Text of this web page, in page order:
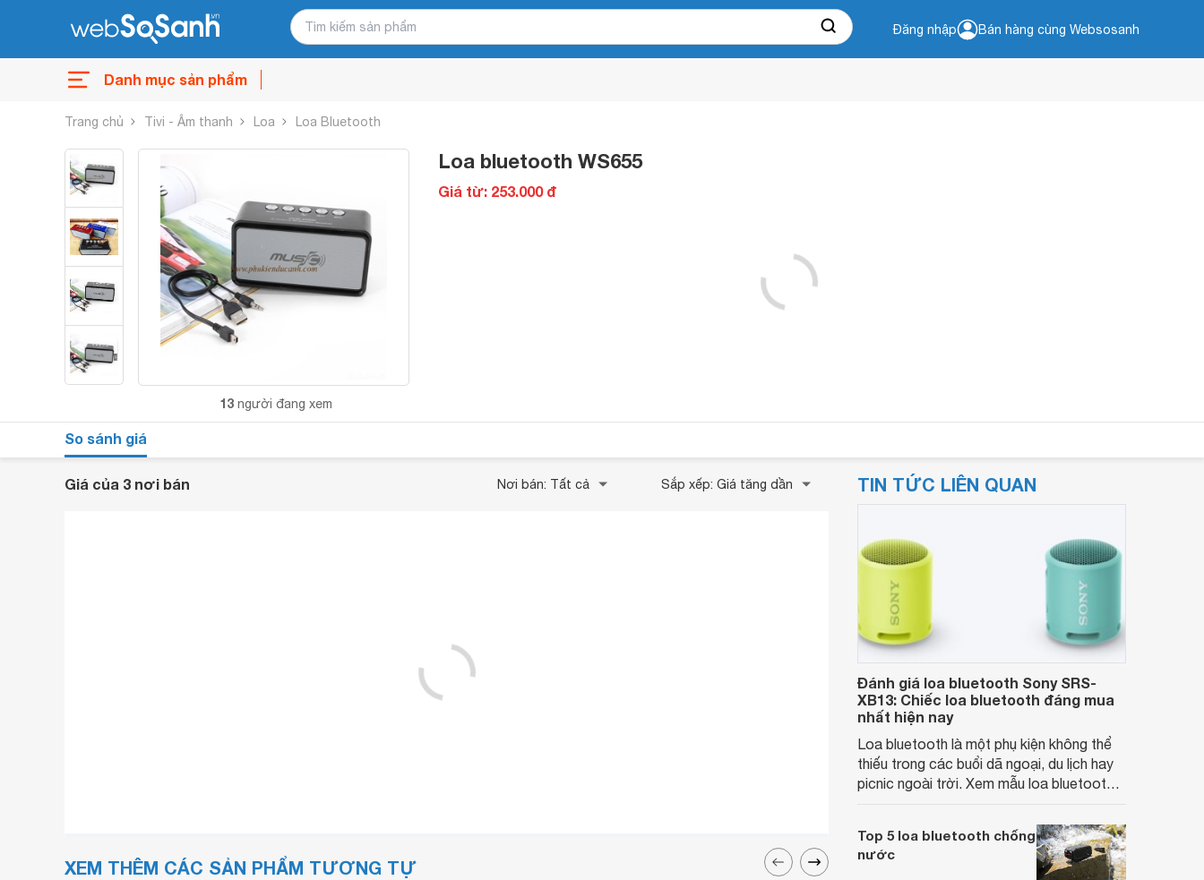
Đăng nhập Bán hàng cùng Websosanh
Danh mục sản phẩm
Trang chủ Tivi - Âm thanh Loa Loa Bluetooth
13 người đang xem
Loa bluetooth WS655
Giá từ: 253.000 đ
So sánh giá
Giá của 3 nơi bán Nơi bán: Tất cả Sắp xếp: Giá tăng dần
XEM THÊM CÁC SẢN PHẨM TƯƠNG TỰ
TIN TỨC LIÊN QUAN
Đánh giá loa bluetooth Sony SRS-
XB13: Chiếc loa bluetooth đáng mua
nhất hiện nay
Loa bluetooth là một phụ kiện không thể
thiếu trong các buổi dã ngoại, du lịch hay
picnic ngoài trời. Xem mẫu loa bluetooth
nhiều người lựa chọn ngay trong bài viết.
Top 5 loa bluetooth chống
nước